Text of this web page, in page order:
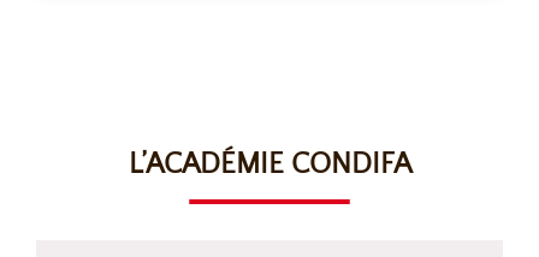
L’ACADÉMIE CONDIFA